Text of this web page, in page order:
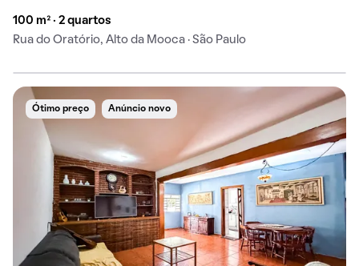
100 m² · 2 quartos
Rua do Oratório, Alto da Mooca · São Paulo
Ótimo preço Anúncio novo